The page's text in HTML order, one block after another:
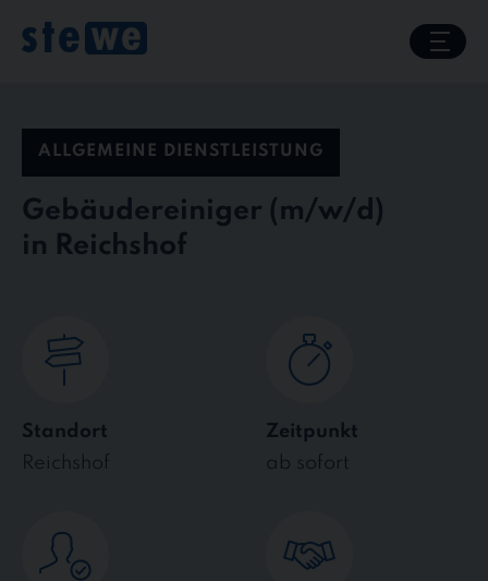
content
ALLGEMEINE DIENSTLEISTUNG
Gebäudereiniger
in Reichshof
Standort
Reichshof
Zeitpunkt
ab sofort